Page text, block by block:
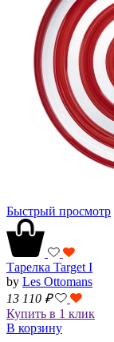
Быстрый просмотр
Тарелка Target I
by Les Ottomans
13 110 ₽
Купить в 1 клик
В корзину